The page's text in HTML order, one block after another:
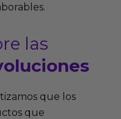
las
que los
que